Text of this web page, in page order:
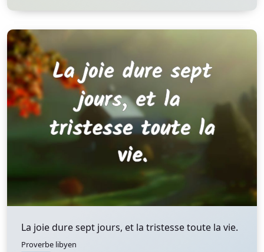
La joie dure sept jours, et la tristesse toute la vie.
Proverbe libyen